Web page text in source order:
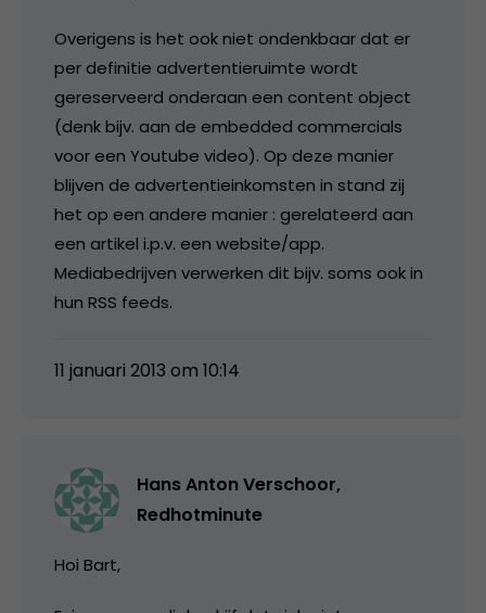
Overigens is het ook niet ondenkbaar dat er
per definitie advertentieruimte wordt
gereserveerd onderaan een content object
(denk bijv. aan de embedded commercials
voor een Youtube video). Op deze manier
blijven de advertentieinkomsten in stand zij
het op een andere manier : gerelateerd aan
een artikel i.p.v. een website/app.
Mediabedrijven verwerken dit bijv. soms ook in
hun RSS feeds.
11 januari 2013 om 10:14
Hans Anton Verschoor,
Redhotminute
Hoi Bart,